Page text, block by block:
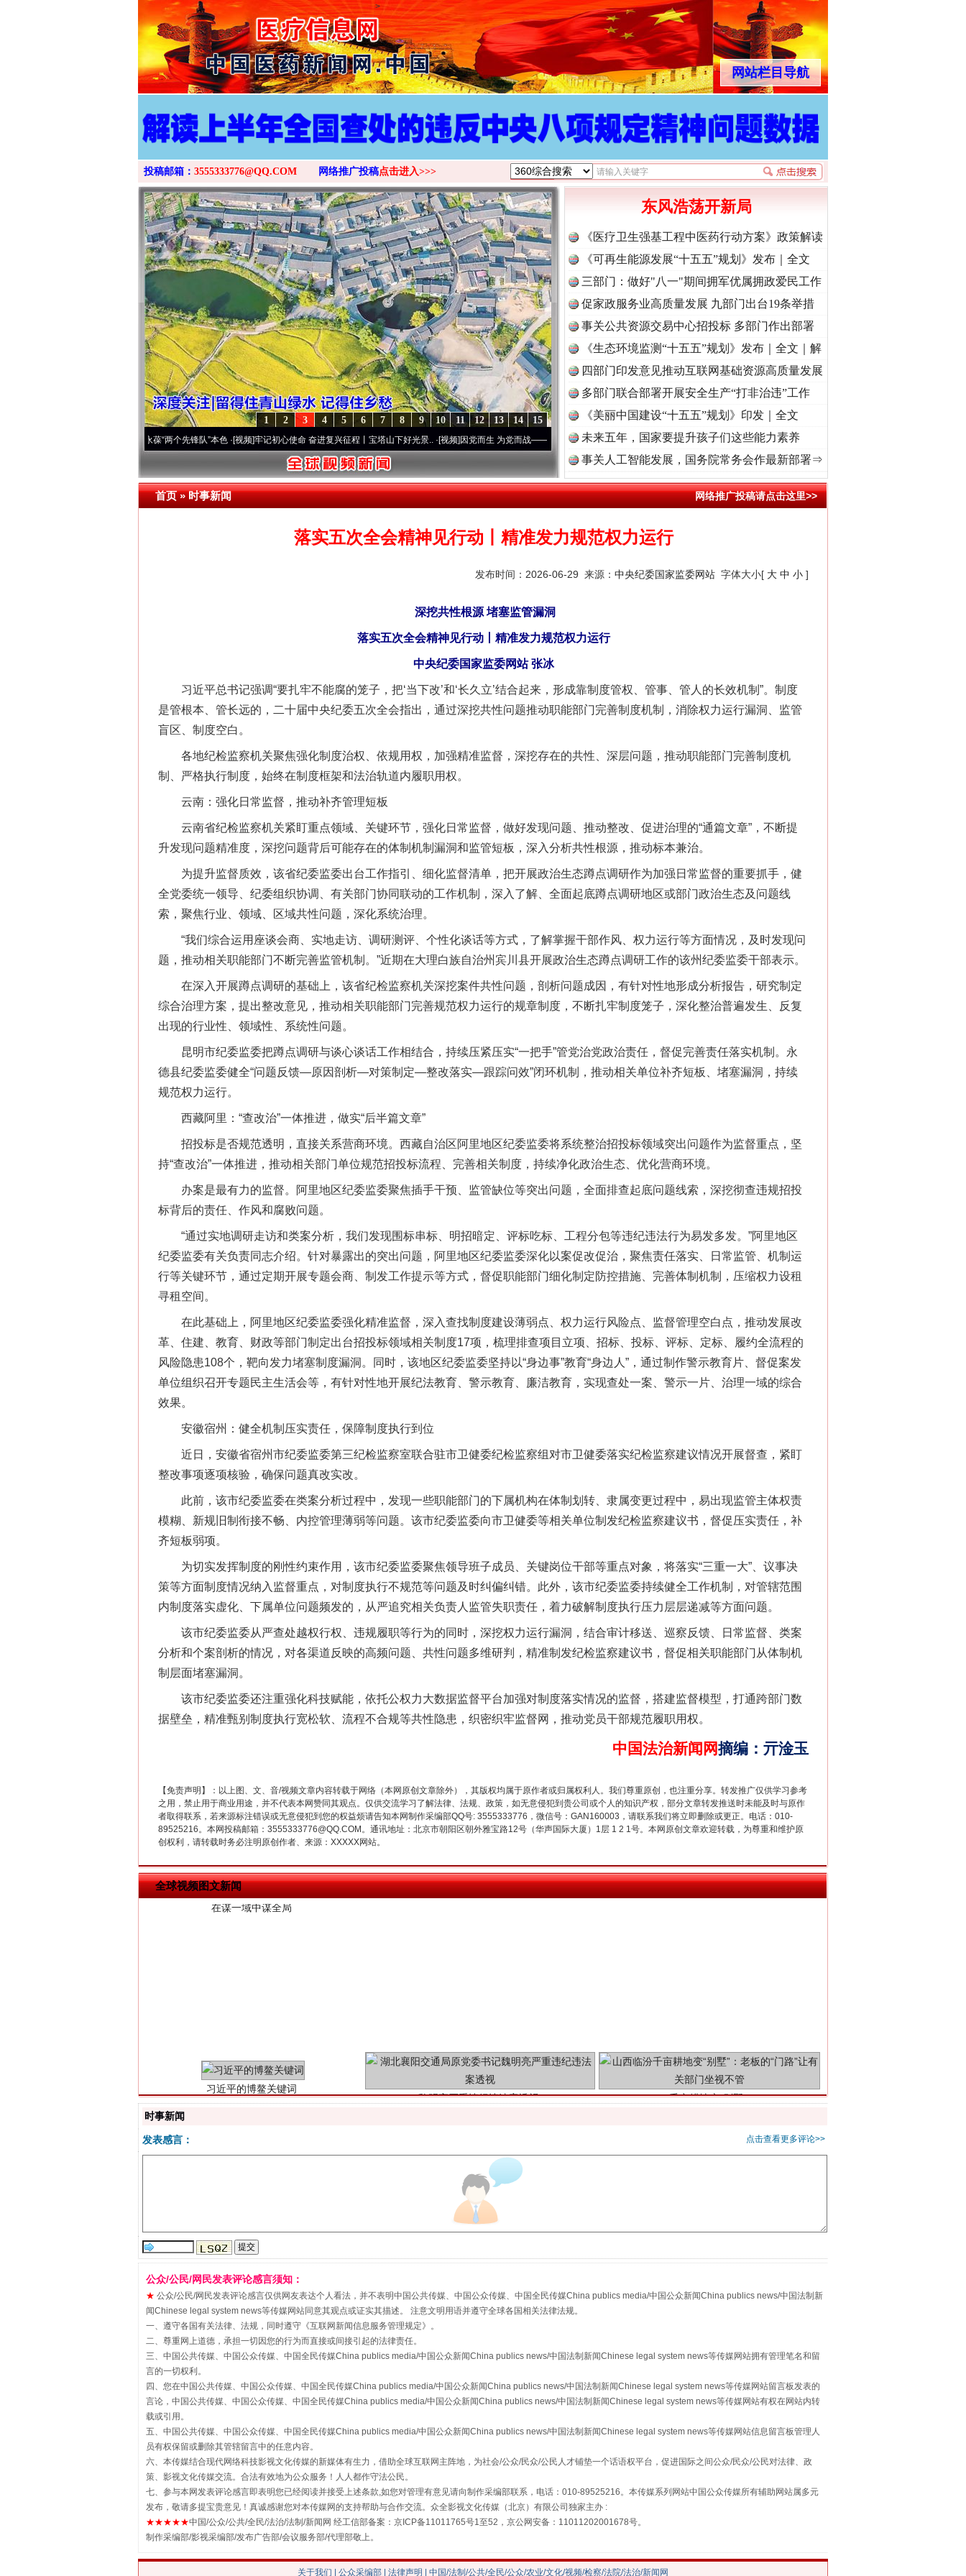
>
网站栏目导航
投稿邮箱： 3555333776@QQ.COM 网络推广投稿点击进入>>>
15
14
13
12
11
10
9
8
7
6
5
4
3
2
1
永葆“两个先锋队”本色·[视频]牢记初心使命 奋进复兴征程丨宝塔山下好光景..·[视频]因党而生 为党而战——百年“纪”事⑧加强纪律..·[视频]牢记初心使命 奋进复兴征程丨“转折之城”激荡..·[视频]
东风浩荡开新局
《医疗卫生强基工程中医药行动方案》政策解读
《可再生能源发展“十五五”规划》发布｜全文
三部门：做好"八一"期间拥军优属拥政爱民工作
促家政服务业高质量发展 九部门出台19条举措
事关公共资源交易中心招投标 多部门作出部署
《生态环境监测“十五五”规划》发布｜全文｜解
读
四部门印发意见推动互联网基础资源高质量发展
多部门联合部署开展安全生产“打非治违”工作
《美丽中国建设“十五五”规划》印发｜全文
未来五年，国家要提升孩子们这些能力素养
事关人工智能发展，国务院常务会作最新部署⇒
首页»时事新闻 网络推广投稿请点击这里>>
落实五次全会精神见行动丨精准发力规范权力运行
发布时间：2026-06-29 来源： 中央纪委国家监委网站 字体大小[ 大 中 小 ]
深挖共性根源 堵塞监管漏洞
落实五次全会精神见行动丨精准发力规范权力运行
中央纪委国家监委网站 张冰
习近平总书记强调“要扎牢不能腐的笼子，把‘当下改’和‘长久立’结合起来，形成靠制度管权、管事、管人的长效机制”。制度
是管根本、管长远的，二十届中央纪委五次全会指出，通过深挖共性问题推动职能部门完善制度机制，消除权力运行漏洞、监管
盲区、制度空白。
各地纪检监察机关聚焦强化制度治权、依规用权，加强精准监督，深挖存在的共性、深层问题，推动职能部门完善制度机
制、严格执行制度，始终在制度框架和法治轨道内履职用权。
云南：强化日常监督，推动补齐管理短板
云南省纪检监察机关紧盯重点领域、关键环节，强化日常监督，做好发现问题、推动整改、促进治理的“通篇文章”，不断提
升发现问题精准度，深挖问题背后可能存在的体制机制漏洞和监管短板，深入分析共性根源，推动标本兼治。
为提升监督质效，该省纪委监委出台工作指引、细化监督清单，把开展政治生态蹲点调研作为加强日常监督的重要抓手，健
全党委统一领导、纪委组织协调、有关部门协同联动的工作机制，深入了解、全面起底蹲点调研地区或部门政治生态及问题线
索，聚焦行业、领域、区域共性问题，深化系统治理。
“我们综合运用座谈会商、实地走访、调研测评、个性化谈话等方式，了解掌握干部作风、权力运行等方面情况，及时发现问
题，推动相关职能部门不断完善监管机制。”近期在大理白族自治州宾川县开展政治生态蹲点调研工作的该州纪委监委干部表示。
在深入开展蹲点调研的基础上，该省纪检监察机关深挖案件共性问题，剖析问题成因，有针对性地形成分析报告，研究制定
综合治理方案，提出整改意见，推动相关职能部门完善规范权力运行的规章制度，不断扎牢制度笼子，深化整治普遍发生、反复
出现的行业性、领域性、系统性问题。
昆明市纪委监委把蹲点调研与谈心谈话工作相结合，持续压紧压实“一把手”管党治党政治责任，督促完善责任落实机制。永
德县纪委监委健全“问题反馈—原因剖析—对策制定—整改落实—跟踪问效”闭环机制，推动相关单位补齐短板、堵塞漏洞，持续
规范权力运行。
西藏阿里：“查改治”一体推进，做实“后半篇文章”
招投标是否规范透明，直接关系营商环境。西藏自治区阿里地区纪委监委将系统整治招投标领域突出问题作为监督重点，坚
持“查改治”一体推进，推动相关部门单位规范招投标流程、完善相关制度，持续净化政治生态、优化营商环境。
办案是最有力的监督。阿里地区纪委监委聚焦插手干预、监管缺位等突出问题，全面排查起底问题线索，深挖彻查违规招投
标背后的责任、作风和腐败问题。
“通过实地调研走访和类案分析，我们发现围标串标、明招暗定、评标吃标、工程分包等违纪违法行为易发多发。”阿里地区
纪委监委有关负责同志介绍。针对暴露出的突出问题，阿里地区纪委监委深化以案促改促治，聚焦责任落实、日常监管、机制运
行等关键环节，通过定期开展专题会商、制发工作提示等方式，督促职能部门细化制定防控措施、完善体制机制，压缩权力设租
寻租空间。
在此基础上，阿里地区纪委监委强化精准监督，深入查找制度建设薄弱点、权力运行风险点、监督管理空白点，推动发展改
革、住建、教育、财政等部门制定出台招投标领域相关制度17项，梳理排查项目立项、招标、投标、评标、定标、履约全流程的
风险隐患108个，靶向发力堵塞制度漏洞。同时，该地区纪委监委坚持以“身边事”教育“身边人”，通过制作警示教育片、督促案发
单位组织召开专题民主生活会等，有针对性地开展纪法教育、警示教育、廉洁教育，实现查处一案、警示一片、治理一域的综合
效果。
安徽宿州：健全机制压实责任，保障制度执行到位
近日，安徽省宿州市纪委监委第三纪检监察室联合驻市卫健委纪检监察组对市卫健委落实纪检监察建议情况开展督查，紧盯
整改事项逐项核验，确保问题真改实改。
此前，该市纪委监委在类案分析过程中，发现一些职能部门的下属机构在体制划转、隶属变更过程中，易出现监管主体权责
模糊、新规旧制衔接不畅、内控管理薄弱等问题。该市纪委监委向市卫健委等相关单位制发纪检监察建议书，督促压实责任，补
齐短板弱项。
为切实发挥制度的刚性约束作用，该市纪委监委聚焦领导班子成员、关键岗位干部等重点对象，将落实“三重一大”、议事决
策等方面制度情况纳入监督重点，对制度执行不规范等问题及时纠偏纠错。此外，该市纪委监委持续健全工作机制，对管辖范围
内制度落实虚化、下属单位问题频发的，从严追究相关负责人监管失职责任，着力破解制度执行压力层层递减等方面问题。
该市纪委监委从严查处越权行权、违规履职等行为的同时，深挖权力运行漏洞，结合审计移送、巡察反馈、日常监督、类案
分析和个案剖析的情况，对各渠道反映的高频问题、共性问题多维研判，精准制发纪检监察建议书，督促相关职能部门从体制机
制层面堵塞漏洞。
该市纪委监委还注重强化科技赋能，依托公权力大数据监督平台加强对制度落实情况的监督，搭建监督模型，打通跨部门数
据壁垒，精准甄别制度执行宽松软、流程不合规等共性隐患，织密织牢监督网，推动党员干部规范履职用权。
中国法治新闻网摘编 ： 亓淦玉
【免责声明】：以上图、文、音/视频文章内容转载于网络（本网原创文章除外），其版权均属于原作者或归属权利人。我们尊重原创，也注重分享。转发推广仅供学习参考
之用，禁止用于商业用途，并不代表本网赞同其观点。仅供交流学习了解法律、法规、政策，如无意侵犯到贵公司或个人的知识产权，部分文章转发推送时未能及时与原作
者取得联系，若来源标注错误或无意侵犯到您的权益烦请告知本网制作采编部QQ号: 3555333776，微信号：GAN160003，请联系我们将立即删除或更正。电话：010-
89525216。本网投稿邮箱：3555333776@QQ.COM。通讯地址：北京市朝阳区朝外雅宝路12号（华声国际大厦）1层 1 2 1号。本网原创文章欢迎转载，为尊重和维护原
创权利，请转载时务必注明原创作者、来源：XXXXX网站。
全球视频图文新闻
网上购药对药下症？
在谋一域中谋全局
今年投资意愿榜揭晓 新中国诞生的见证
生物安全法正式实施
揭批美国五大"原罪" "炒鞋教程"里的骗局 习近平的“航天情”
时事新闻
点击查看更多评论>>
发表感言：
公众/公民/网民发表评论感言须知：
★ 公众/公民/网民发表评论感言仅供网友表达个人看法，并不表明中国公共传媒、中国公众传媒、中国全民传媒China publics media/中国公众新闻China publics news/中国法制新
闻Chinese legal system news等传媒网站同意其观点或证实其描述。 注意文明用语并遵守全球各国相关法律法规。
一、遵守各国有关法律、法规，同时遵守《互联网新闻信息服务管理规定》。
二、尊重网上道德，承担一切因您的行为而直接或间接引起的法律责任。
三、中国公共传媒、中国公众传媒、中国全民传媒China publics media/中国公众新闻China publics news/中国法制新闻Chinese legal system news等传媒网站拥有管理笔名和留
言的一切权利。
四、您在中国公共传媒、中国公众传媒、中国全民传媒China publics media/中国公众新闻China publics news/中国法制新闻Chinese legal system news等传媒网站留言板发表的
言论，中国公共传媒、中国公众传媒、中国全民传媒China publics media/中国公众新闻China publics news/中国法制新闻Chinese legal system news等传媒网站有权在网站内转
载或引用。
五、中国公共传媒、中国公众传媒、中国全民传媒China publics media/中国公众新闻China publics news/中国法制新闻Chinese legal system news等传媒网站信息留言板管理人
员有权保留或删除其管辖留言中的任意内容。
六、本传媒结合现代网络科技影视文化传媒的新媒体有生力，借助全球互联网主阵地，为社会/公众/民众/公民人才铺垫一个话语权平台，促进国际之间公众/民众/公民对法律、政
策、影视文化传媒交流。合法有效地为公众服务！人人都作守法公民。
七、参与本网发表评论感言即表明您已经阅读并接受上述条款,如您对管理有意见请向制作采编部联系，电话：010-89525216。本传媒系列网站中国公众传媒所有辅助网站属多元
发布，敬请多提宝贵意见！真诚感谢您对本传媒网的支持帮助与合作交流。众全影视文化传媒（北京）有限公司独家主办 :
★★★★★中国/公众/公共/全民/法治/法制/新闻网 经工信部备案：京ICP备11011765号1至52，京公网安备：11011202001678号。
制作采编部/影视采编部/发布广告部/会议服务部/代理部敬上。
关于我们 公众采编部 法律声明 | 中国/法制/公共/全民/公众/农业/文化/视频/检察/法院/法治/新闻网